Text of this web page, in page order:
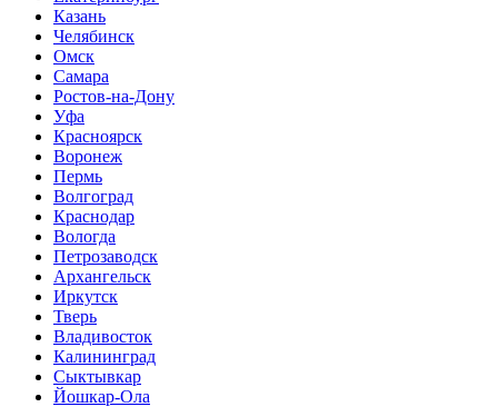
Казань
Челябинск
Омск
Самара
Ростов-на-Дону
Уфа
Красноярск
Воронеж
Пермь
Волгоград
Краснодар
Вологда
Петрозаводск
Архангельск
Иркутск
Тверь
Владивосток
Калининград
Сыктывкар
Йошкар-Ола